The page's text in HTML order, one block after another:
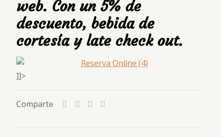
web. Con un 5% de
descuento, bebida de
cortesía y late check out.
]]>
Comparte